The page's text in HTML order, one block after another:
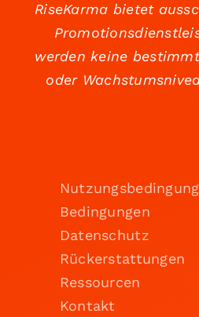
RiseKarma bietet
werden keine
oder
Bedingungen
Datenschutz
Rückerstattungen
Ressourcen
Kontakt